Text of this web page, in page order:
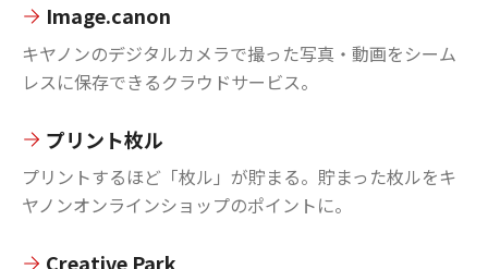
Image.canon
キヤノンのデジタルカメラで撮った写真・動画をシーム
レスに保存できるクラウドサービス。
プリント枚ル
プリントするほど「枚ル」が貯まる。貯まった枚ルをキ
ヤノンオンラインショップのポイントに。
Creative Park